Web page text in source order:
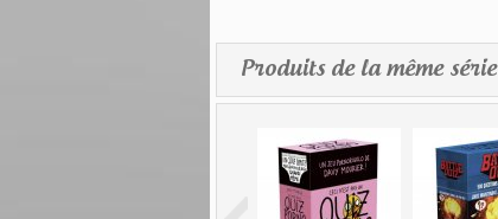
Produits de la même série